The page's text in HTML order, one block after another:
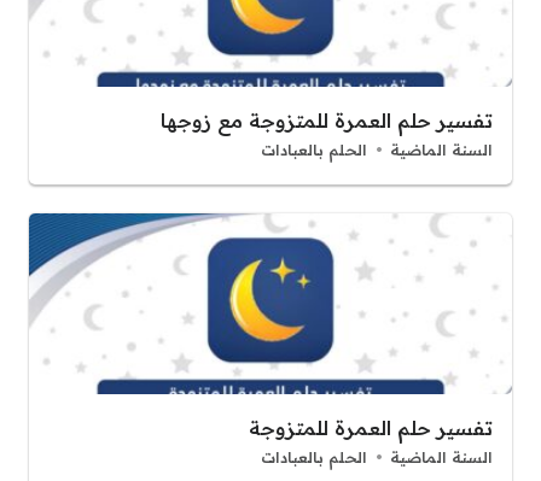
تفسير حلم العمرة للمتزوجة مع زوجها
السنة الماضية الحلم بالعبادات
تفسير حلم العمرة للمتزوجة
السنة الماضية الحلم بالعبادات